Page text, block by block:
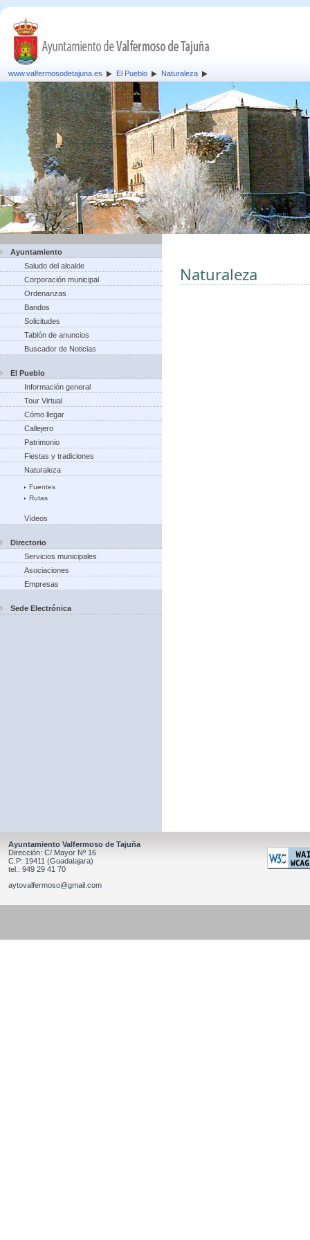
www.valfermosodetajuna.es El Pueblo Naturaleza
Ayuntamiento
Saludo del alcalde
Corporación municipal
Ordenanzas
Bandos
Solicitudes
Tablón de anuncios
Buscador de Noticias
El Pueblo
Información general
Tour Virtual
Cómo llegar
Callejero
Patrimonio
Fiestas y tradiciones
Naturaleza
Fuentes
Rutas
Vídeos
Directorio
Servicios municipales
Asociaciones
Empresas
Sede Electrónica
Naturaleza
Ayuntamiento Valfermoso de Tajuña
Dirección: C/ Mayor Nº 16
C.P: 19411 (Guadalajara)
tel.: 949 29 41 70
aytovalfermoso@gmail.com